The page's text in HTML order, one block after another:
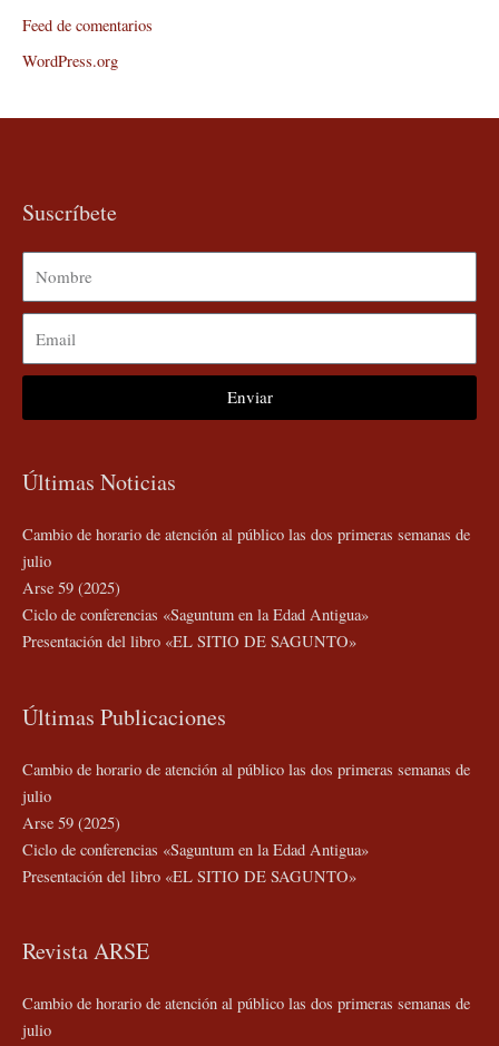
Feed de comentarios
WordPress.org
Suscríbete
Enviar
Últimas Noticias
Cambio de horario de atención al público las dos primeras semanas de
julio
Arse 59 (2025)
Ciclo de conferencias «Saguntum en la Edad Antigua»
Presentación del libro «EL SITIO DE SAGUNTO»
Últimas Publicaciones
Cambio de horario de atención al público las dos primeras semanas de
julio
Arse 59 (2025)
Ciclo de conferencias «Saguntum en la Edad Antigua»
Presentación del libro «EL SITIO DE SAGUNTO»
Revista ARSE
Cambio de horario de atención al público las dos primeras semanas de
julio